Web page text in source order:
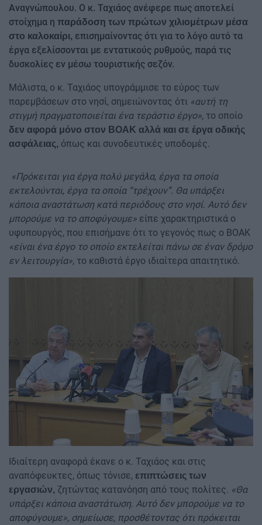
Αναγνώπουλου. Ο κ. Ταχιάος ανέφερε πως αποτελεί
στοίχημα η παράδοση των πρώτων χιλιομέτρων μέσα
στο καλοκαίρι, επισημαίνοντας ότι για το λόγο αυτό τα
έργα εξελίσσονται με εντατικούς ρυθμούς, παρά τις
δυσκολίες εν μέσω τουριστικής σεζόν.
Μάλιστα, ο κ. Ταχιάος υπογράμμισε το εύρος των
παρεμβάσεων στο νησί, σημειώνοντας ότι «αυτή τη
στιγμή πραγματοποιείται ένα τεράστιο έργο», το οποίο
δεν αφορά μόνο στον ΒΟΑΚ αλλά και σε έργα οδικής
ασφάλειας, όπως και συνοδευτικές υποδομές.
«Πρόκειται για έργα πολύ μεγάλα, έργα τα οποία
εκτελούνται, έργα τα οποία “τρέχουν”. Θα υπάρξει
κάποια αναστάτωση κατά περιόδους στο νησί. Αυτό δεν
μπορούμε να το αποφύγουμε» είπε χαρακτηριστικά ο
υφυπουργός, που επισήμανε ότι το γεγονός πως ο ΒΟΑΚ
«είναι ένα έργο το οποίο εκτελείται πάνω σε έναν δρόμο
εν λειτουργία», το καθιστά έργο ιδιαίτερα απαιτητικό.
Ιδιαίτερη αναφορά έκανε ο κ. Ταχιάος και στις
αναπόφευκτες, όπως τόνισε, επιπτώσεις των
εργασιών, ζητώντας κατανόηση από τους πολίτες. «Θα
υπάρξει κάποια αναστάτωση. Αυτό δεν μπορούμε να το
αποφύγουμε», σημείωσε, προσθέτοντας ότι πρόκειται